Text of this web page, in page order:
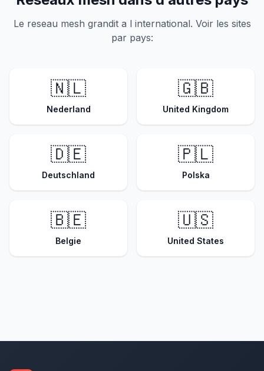
Le reseau mesh grandit a l international. Voir les sites
par pays:
🇳🇱
Nederland
🇬🇧
United Kingdom
🇩🇪
Deutschland
🇵🇱
Polska
🇧🇪
Belgie
🇺🇸
United States